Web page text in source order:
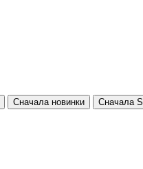
Сначала новинки Сначала